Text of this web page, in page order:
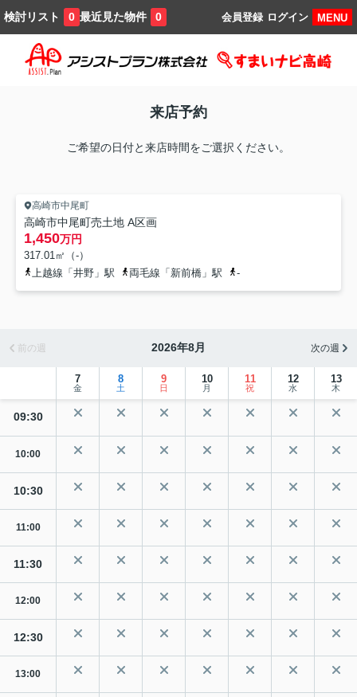
検討リスト 0 最近見た物件 0 MENU
ログイン
会員登録
来店予約
ご希望の日付と来店時間をご選択ください。
高崎市中尾町
高崎市中尾町売土地 A区画
1,450万円
317.01㎡（-）
上越線「井野」駅
両毛線「新前橋」駅 -
前の週 2026年8月 次の週
7
金
8
土
9
日
10
月
11
祝
12
水
13
木
09:30
10:00
10:30
11:00
11:30
12:00
12:30
13:00